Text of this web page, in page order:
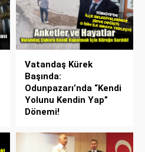
Vatandaş Kürek
Başında:
Odunpazarı’nda “Kendi
Yolunu Kendin Yap”
Dönemi!